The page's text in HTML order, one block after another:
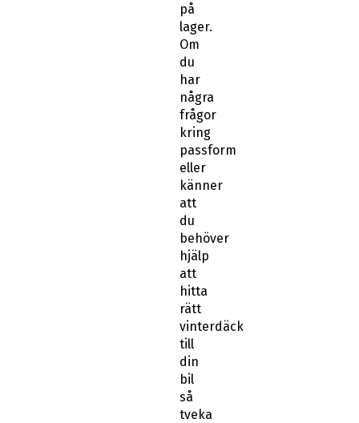
på
lager.
Om
du
har
några
frågor
kring
passform
eller
känner
att
du
behöver
hjälp
att
hitta
rätt
vinterdäck
till
din
bil
så
tveka